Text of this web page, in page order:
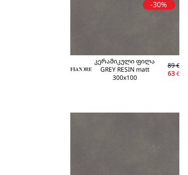
-30%
კერამიკული ფილა
GREY RESIN matt
300x100
89€
63 €